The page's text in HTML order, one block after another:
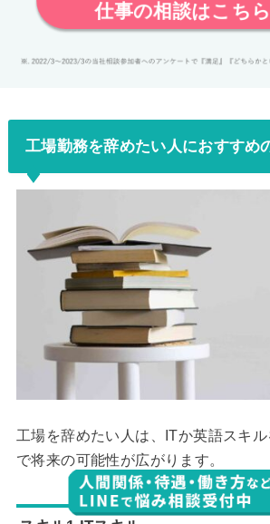
仕事の相談はこち
工場勤務を辞めたい人におすすめ
工場を辞めたい人は、ITか英語スキ
で将来の可能性が広がります。